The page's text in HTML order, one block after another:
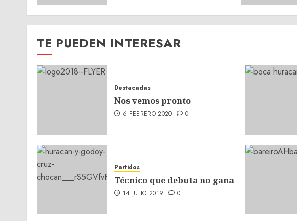
TE PUEDEN INTERESAR
Destacadas
Nos vemos pronto
6 FEBRERO 2020 0
Partidos
Técnico que debuta no gana
14 JULIO 2019 0